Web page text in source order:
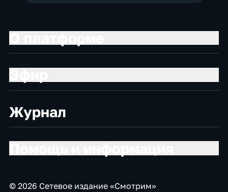
Журнал
© 2026 Сетевое издание «Смотрим»